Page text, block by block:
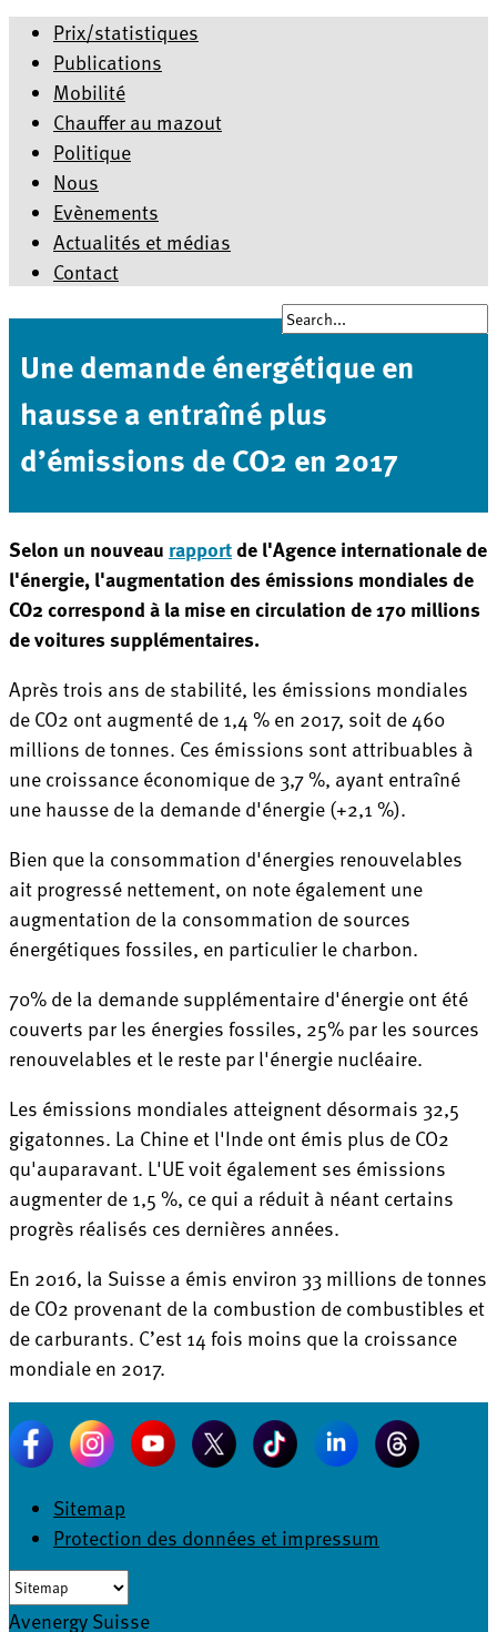
Prix/statistiques
Publications
Mobilité
Chauffer au mazout
Politique
Nous
Evènements
Actualités et médias
Contact
Une demande énergétique en
hausse a entraîné plus
d’émissions de CO2 en 2017
Selon un nouveau rapportde l'Agence internationale de
l'énergie, l'augmentation des émissions mondiales de
CO2 correspond à la mise en circulation de 170 millions
de voitures supplémentaires.
Après trois ans de stabilité, les émissions mondiales
de CO2 ont augmenté de 1,4 % en 2017, soit de 460
millions de tonnes. Ces émissions sont attribuables à
une croissance économique de 3,7 %, ayant entraîné
une hausse de la demande d'énergie (+2,1 %).
Bien que la consommation d'énergies renouvelables
ait progressé nettement, on note également une
augmentation de la consommation de sources
énergétiques fossiles, en particulier le charbon.
70% de la demande supplémentaire d'énergie ont été
couverts par les énergies fossiles, 25% par les sources
renouvelables et le reste par l'énergie nucléaire.
Les émissions mondiales atteignent désormais 32,5
gigatonnes. La Chine et l'Inde ont émis plus de CO2
qu'auparavant. L'UE voit également ses émissions
augmenter de 1,5 %, ce qui a réduit à néant certains
progrès réalisés ces dernières années.
En 2016, la Suisse a émis environ 33 millions de tonnes
de CO2 provenant de la combustion de combustibles et
de carburants. C’est 14 fois moins que la croissance
mondiale en 2017.
Sitemap
Protection des données et impressum
Avenergy Suisse